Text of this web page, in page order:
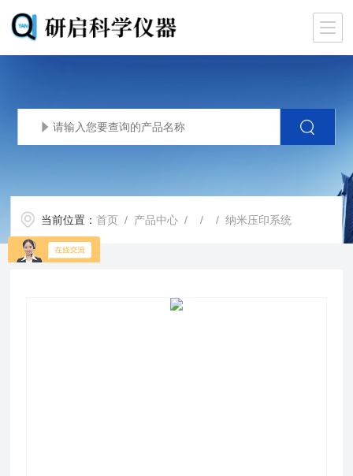
当前位置：首页 / 产品中心 / / / 纳米压印系统